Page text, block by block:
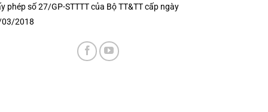
phép số 27/GP-STTTT của Bộ TT&TT cấp ngày
2018